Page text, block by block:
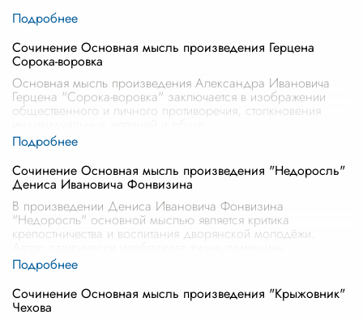
Сочинение Основная мысль произведения Герцена
Сорока-воровка
Основная мысль произведения Александра Ивановича
Герцена "Сорока-воровка" заключается в изображении
общественного и личного противоречия, столкновения
Сочинение Основная мысль произведения "Недоросль"
Дениса Ивановича Фонвизина
В произведении Дениса Ивановича Фонвизина
"Недоросль" основной мыслью является критика
крепостничества и воспитания дворянской молодёжи.
Сочинение Основная мысль произведения "Крыжовник"
Чехова